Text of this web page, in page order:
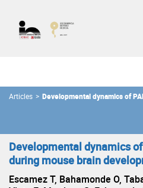
content
Articles > Developmental dynamics of
Developmental dynamics
during mouse brain
Escamez T, Bahamonde O,